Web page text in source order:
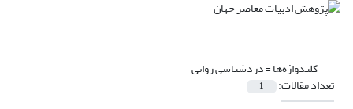
کلیدواژه‌ها =دردشناسی روانی
تعداد مقالات: 1